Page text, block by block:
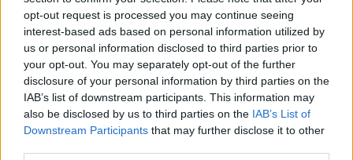
opt-out request is processed you may continue seeing
interest-based ads based on personal information utilized by
us or personal information disclosed to third parties prior to
your opt-out. You may separately opt-out of the further
disclosure of your personal information by third parties on the
IAB’s list of downstream participants. This information may
also be disclosed by us to third parties on the IAB’s List of
Downstream Participants that may further disclose it to other
Ciclisme
abril 21, 2026
DEIXA UNA RESPOSTA